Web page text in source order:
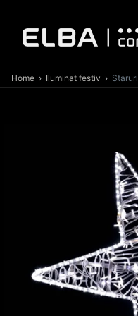
Home › Iluminat festiv › Staruri